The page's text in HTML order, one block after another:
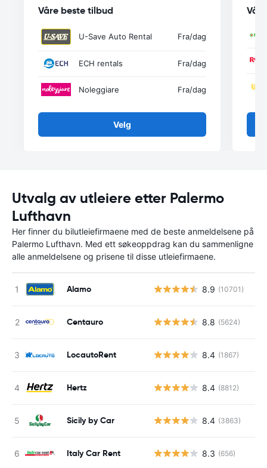
Våre beste tilbud
U-Save Auto Rental Fra/dag
ECH rentals Fra/dag
Noleggiare Fra/dag
Velg
Utvalg av utleiere etter Palermo
Lufthavn
Her finner du bilutleiefirmaene med de beste anmeldelsene på
Palermo Lufthavn. Med ett søkeoppdrag kan du sammenligne
alle anmeldelsene og prisene til disse utleiefirmaene.
Alamo 8.9 (10701)
Centauro 8.8 (5624)
LocautoRent 8.4 (1867)
Hertz 8.4 (8812)
Sicily by Car 8.4 (3863)
Italy Car Rent 8.3 (656)